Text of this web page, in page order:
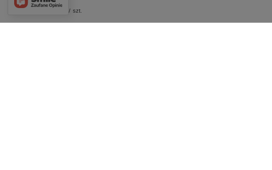
£18.59 / szt.